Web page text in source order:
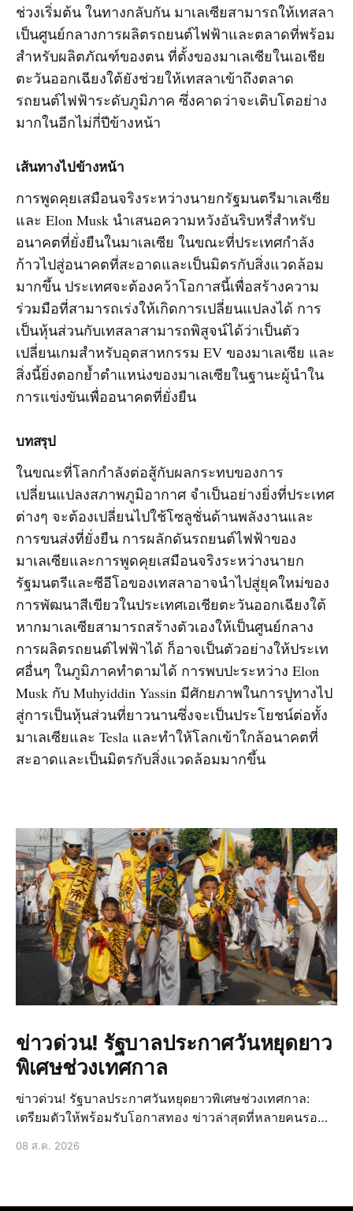
ช่วงเริ่มต้น ในทางกลับกัน มาเลเซียสามารถให้เทสลา
เป็นศูนย์กลางการผลิตรถยนต์ไฟฟ้าและตลาดที่พร้อม
สำหรับผลิตภัณฑ์ของตน ที่ตั้งของมาเลเซียในเอเชีย
ตะวันออกเฉียงใต้ยังช่วยให้เทสลาเข้าถึงตลาด
รถยนต์ไฟฟ้าระดับภูมิภาค ซึ่งคาดว่าจะเติบโตอย่าง
มากในอีกไม่กี่ปีข้างหน้า
เส้นทางไปข้างหน้า
การพูดคุยเสมือนจริงระหว่างนายกรัฐมนตรีมาเลเซีย
และ Elon Musk นำเสนอความหวังอันริบหรี่สำหรับ
อนาคตที่ยั่งยืนในมาเลเซีย ในขณะที่ประเทศกำลัง
ก้าวไปสู่อนาคตที่สะอาดและเป็นมิตรกับสิ่งแวดล้อม
มากขึ้น ประเทศจะต้องคว้าโอกาสนี้เพื่อสร้างความ
ร่วมมือที่สามารถเร่งให้เกิดการเปลี่ยนแปลงได้ การ
เป็นหุ้นส่วนกับเทสลาสามารถพิสูจน์ได้ว่าเป็นตัว
เปลี่ยนเกมสำหรับอุตสาหกรรม EV ของมาเลเซีย และ
สิ่งนี้ยิ่งตอกย้ำตำแหน่งของมาเลเซียในฐานะผู้นำใน
การแข่งขันเพื่ออนาคตที่ยั่งยืน
บทสรุป
ในขณะที่โลกกำลังต่อสู้กับผลกระทบของการ
เปลี่ยนแปลงสภาพภูมิอากาศ จำเป็นอย่างยิ่งที่ประเทศ
ต่างๆ จะต้องเปลี่ยนไปใช้โซลูชั่นด้านพลังงานและ
การขนส่งที่ยั่งยืน การผลักดันรถยนต์ไฟฟ้าของ
มาเลเซียและการพูดคุยเสมือนจริงระหว่างนายก
รัฐมนตรีและซีอีโอของเทสลาอาจนำไปสู่ยุคใหม่ของ
การพัฒนาสีเขียวในประเทศเอเชียตะวันออกเฉียงใต้
หากมาเลเซียสามารถสร้างตัวเองให้เป็นศูนย์กลาง
การผลิตรถยนต์ไฟฟ้าได้ ก็อาจเป็นตัวอย่างให้ประเท
ศอื่นๆ ในภูมิภาคทำตามได้ การพบปะระหว่าง Elon
Musk กับ Muhyiddin Yassin มีศักยภาพในการปูทางไป
สู่การเป็นหุ้นส่วนที่ยาวนานซึ่งจะเป็นประโยชน์ต่อทั้ง
มาเลเซียและ Tesla และทำให้โลกเข้าใกล้อนาคตที่
สะอาดและเป็นมิตรกับสิ่งแวดล้อมมากขึ้น
ข่าวด่วน! รัฐบาลประกาศวันหยุดยาว
พิเศษช่วงเทศกาล
ข่าวด่วน! รัฐบาลประกาศวันหยุดยาวพิเศษช่วงเทศกาล:
เตรียมตัวให้พร้อมรับโอกาสทอง ข่าวล่าสุดที่หลายคนรอ
ในช่วงเทศกาลสำคัญที่กำลังจะมาถึง ซึ่งถือเป็นข่าวด่วนที่
08 ส.ค. 2026